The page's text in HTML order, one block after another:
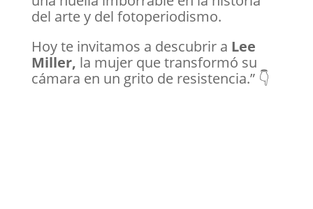
del arte y del fotoperiodismo.
Hoy te invitamos a descubrir a Lee
Miller, la mujer que transformó su
cámara en un grito de resistencia.” 👇